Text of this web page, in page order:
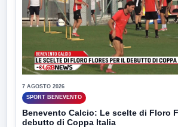
7 AGOSTO 2026
SPORT BENEVENTO
Benevento Calcio: Le scelte di Floro
debutto di Coppa Italia